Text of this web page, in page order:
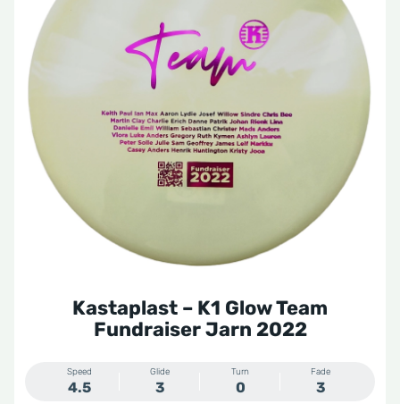
Kastaplast – K1 Glow Team
Fundraiser Jarn 2022
Speed
4.5
Glide
3
Turn
0
Fade
3